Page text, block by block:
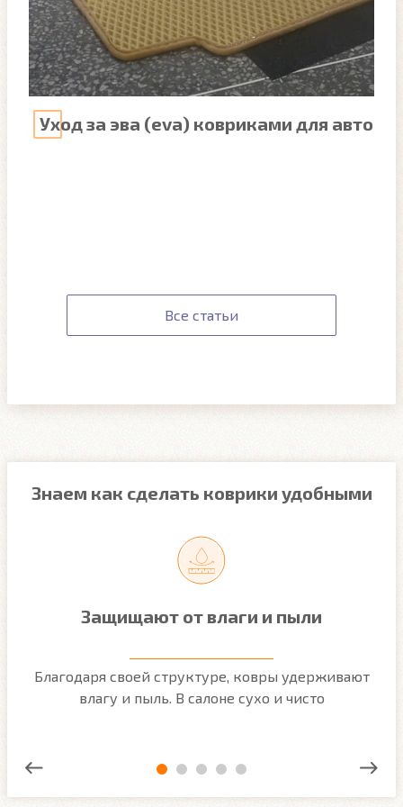
Уход за эва (eva) ковриками для авто
Все статьи
Знаем как сделать коврики удобными
Защищают от влаги и пыли
Благодаря своей структуре, ковры удерживают
влагу и пыль. В салоне сухо и чисто